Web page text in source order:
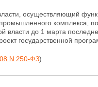
осуществляющий
комплекса,
до 1 марта
государственной
N 250-ФЗ)